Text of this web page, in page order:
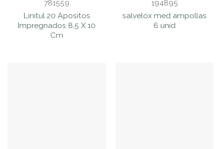
781559
Linitul 20 Apositos
Impregnados 8,5 X 10
Cm
194895
salvelox med ampollas
6 unid